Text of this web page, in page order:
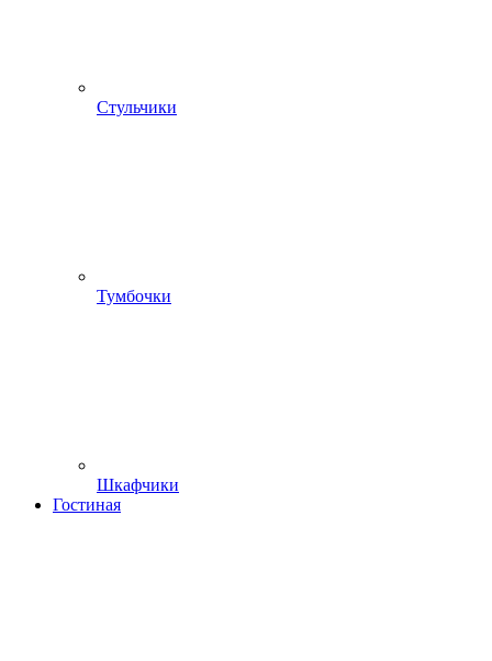
Стульчики
Тумбочки
Шкафчики
Гостиная